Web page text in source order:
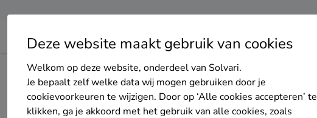
Deze website maakt gebruik van cookies
Welkom op deze website, onderdeel van Solvari.
Je bepaalt zelf welke data wij mogen gebruiken door je
cookievoorkeuren te wijzigen. Door op ‘Alle cookies accepteren’ te
klikken, ga je akkoord met het gebruik van alle cookies, zoals
Home Bedrijven overzicht Carice